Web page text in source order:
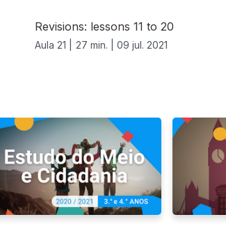
Revisions: lessons 11 to 20
Aula 21 | 27 min. | 09 jul. 2021